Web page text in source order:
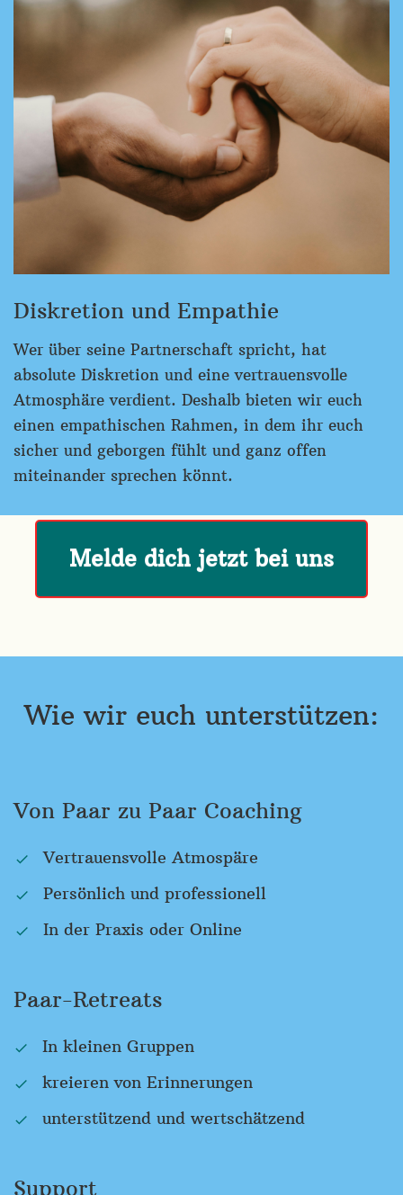
Diskretion und Empathie
Wer über seine Partnerschaft spricht, hat
absolute Diskretion und eine vertrauensvolle
Atmosphäre verdient. Deshalb bieten wir euch
einen empathischen Rahmen, in dem ihr euch
sicher und geborgen fühlt und ganz offen
miteinander sprechen könnt.
Wie wir euch unterstützen:
Von Paar zu Paar Coaching
Vertrauensvolle Atmospäre
Persönlich und professionell
In der Praxis oder Online
Paar-Retreats
In kleinen Gruppen
kreieren von Erinnerungen
unterstützend und wertschätzend
Support